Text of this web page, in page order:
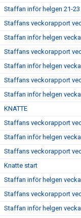
Staffan inför helgen 21-23
Staffans veckorapport
Staffan inför helgen
Staffans veckorapport
Staffan inför helgen
Staffans veckorapport
Staffan inför helgen
KNATTE
Staffans veckorapport
Staffan inför helgen
Staffans veckorapport
Knatte start
Staffan inför helgen vecka
Staffans veckorapport
Staffan inför helgen